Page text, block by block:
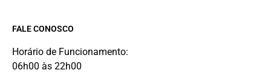
FALE CONOSCO
Horário de Funcionamento:
06h00 às 22h00